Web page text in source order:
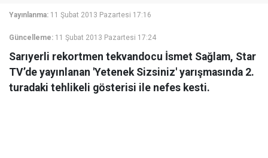
Yayınlanma: 11 Şubat 2013 Pazartesi 17:16
Güncelleme: 11 Şubat 2013 Pazartesi 17:24
Sarıyerli rekortmen tekvandocu İsmet Sağlam, Star
TV’de yayınlanan 'Yetenek Sizsiniz' yarışmasında 2.
turadaki tehlikeli gösterisi ile nefes kesti.